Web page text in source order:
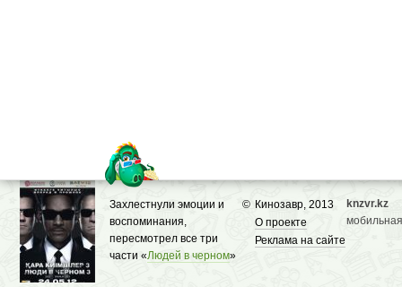
© Кинозавр, 2013
О проекте
Реклама на сайте
Захлестнули эмоции и
воспоминания,
пересмотрел все три
части «Людей в черном»
knzvr.kz